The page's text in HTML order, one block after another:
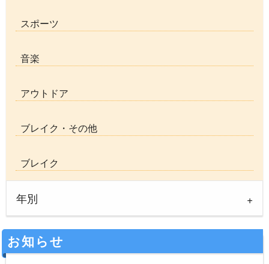
スポーツ
音楽
アウトドア
ブレイク・その他
ブレイク
年別
お知らせ